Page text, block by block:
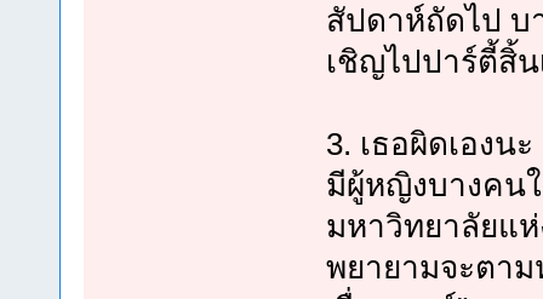
สัปดาห์ถัดไป บ
เชิญไปปาร์ตี้สิ้
3. เธอผิดเองนะ
มีผู้หญิงบางคน
มหาวิทยาลัยแห่
พยายามจะตาม